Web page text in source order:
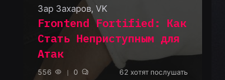
Зар Захаров, VK
Frontend Fortified: Как
Стать Неприступным для
Атак
556 0 62 хотят послушать